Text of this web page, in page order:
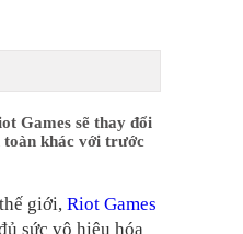
Games sẽ thay đổi
toàn khác với trước
giới, Riot Games
sức vô hiệu hóa